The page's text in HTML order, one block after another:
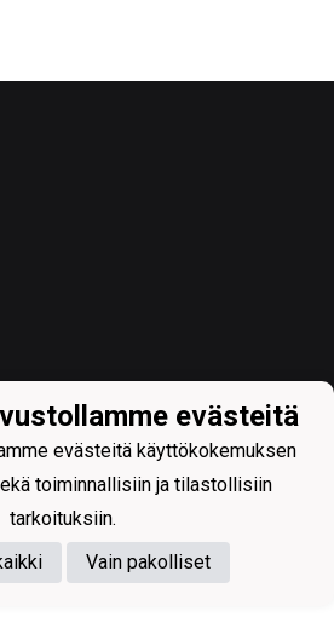
evästeitä
evästeitä käyttökokemuksen
toiminnallisiin ja tilastollisiin
tarkoituksiin.
Vain pakolliset